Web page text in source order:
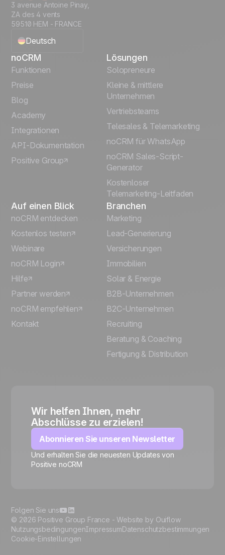
3 avenue Antoine Pinay,
ZA des 4 vents
59510 HEM - FRANCE
Deutsch
English
Español
Português
Italiano
noCRM
Funktionen
Preise
Blog
Academy
Integrationen
API-Dokumentation
Positive Group
Lösungen
Solopreneure
Kleine & mittlere
Unternehmen
Vertriebsteams
Telesales & Telemarketing
noCRM für WhatsApp
noCRM Sales-Script-
Generator
Kostenloser
Telemarketing-Leitfaden
Auf einen Blick
noCRM entdecken
Kostenlos testen
Webinare
noCRM Login
Hilfe
Partner werden
noCRM empfehlen
Kontakt
Branchen
Marketing
Lead-Generierung
Versicherungen
Immobilien
Solar & Energie
B2B-Unternehmen
B2C-Unternehmen
Recruiting
Beratung & Coaching
Fertigung & Distribution
Wir helfen Ihnen, mehr
Abschlüsse zu erzielen!
Abonnieren Sie unseren Newsletter
Und erhalten Sie die neuesten Updates von
Positive noCRM
© 2026 Positive Group France -Website by Ouiflow
NutzungsbedingungenImpressumDatenschutzbestimmungen
Cookie-Einstellungen
Folgen Sie uns